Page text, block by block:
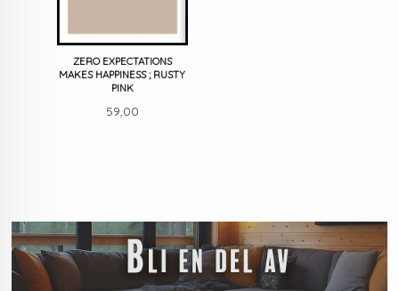
ZERO EXPECTATIONS
MAKES HAPPINESS ; RUSTY
PINK
Pris
59,00